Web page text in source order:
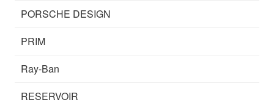
PORSCHE DESIGN
PRIM
Ray-Ban
RESERVOIR